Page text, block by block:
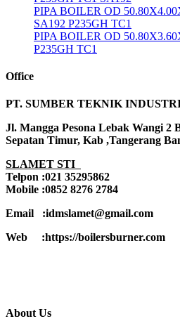
PIPA BOILER OD
SA192 P235GH TC1
PIPA BOILER OD
P235GH TC1
Office
PT. SUMBER TEKNIK
Jl. Mangga Pesona Lebak Wangi 2
Sepatan Timur, Kab ,Tangerang
SLAMET STI
Telpon :021 35295862
Mobile :0852 8276 2784
Email :idmslamet@gmail.com
Web :https://boilersburner.com
About Us